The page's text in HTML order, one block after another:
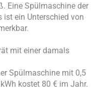
Eine Spülmaschine der
ist ein Unterschied von
mit einer damals
Spülmaschine mit 0,5
kostet 80 € im Jahr.